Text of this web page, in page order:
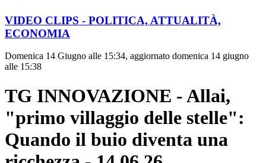
VIDEO CLIPS - POLITICA, ATTUALITÀ,
ECONOMIA
Domenica 14 Giugno alle 15:34, aggiornato domenica 14 giugno
alle 15:38
TG INNOVAZIONE - Allai,
"primo villaggio delle stelle":
Quando il buio diventa una